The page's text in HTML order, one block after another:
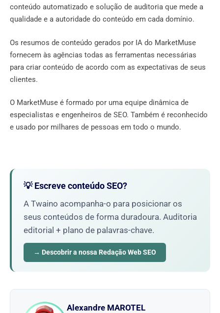
conteúdo automatizado e solução de auditoria que mede a
qualidade e a autoridade do conteúdo em cada domínio.
Os resumos de conteúdo gerados por IA do MarketMuse
fornecem às agências todas as ferramentas necessárias
para criar conteúdo de acordo com as expectativas de seus
clientes.
O MarketMuse é formado por uma equipe dinâmica de
especialistas e engenheiros de SEO. Também é reconhecido
e usado por milhares de pessoas em todo o mundo.
💡 Escreve conteúdo SEO?
A Twaino acompanha-o para posicionar os
seus conteúdos de forma duradoura. Auditoria
editorial + plano de palavras-chave.
→ Descobrir a nossa Redação Web SEO
Alexandre MAROTEL